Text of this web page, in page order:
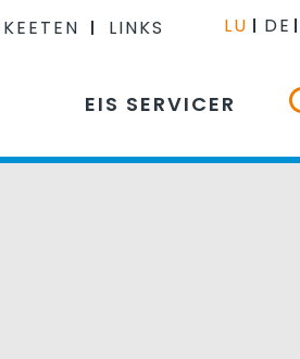
LINKS LU DE
EIS SERVICER